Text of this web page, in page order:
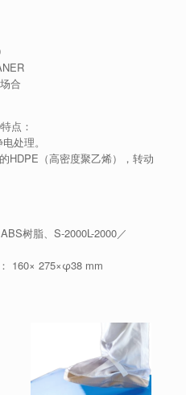
合
点：
处理。
HDPE（高密度聚乙烯），转动
树脂、S-2000L-2000／
160× 275×φ38 mm